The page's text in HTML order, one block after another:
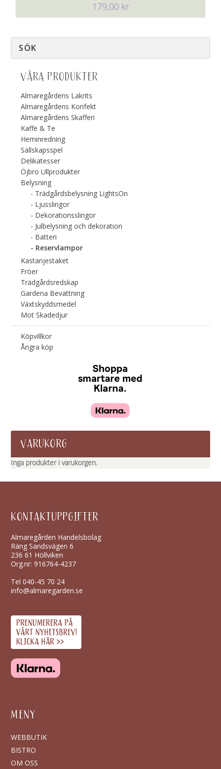
179,00 kr
VÅRA PRODUKTER
Almaregårdens Lakrits
Almaregårdens Konfekt
Almaregårdens Skafferi
Kaffe & Te
Heminredning
Sällskapsspel
Delikatesser
Öjbro Ullprodukter
Belysning
Trädgårdsbelysning LightsOn
Ljusslingor
Dekorationsslingor
Julbelysning och dekoration
Batteri
Reservlampor
Kastanjestaket
Fröer
Trädgårdsredskap
Gardena Bevattning
Växtskyddsmedel
Mot Skadedjur
Köpvillkor
Ångra köp
VARUKORG
Inga produkter i varukorgen.
KONTAKTUPPGIFTER
Almaregården Handelsbolag
Räng Sandsvägen 6
236 61 Höllviken
Org.nr: 916764-4237
Tel040-45 70 24
info@almaregarden.se
MENY
WEBBUTIK
BISTRO
OM OSS